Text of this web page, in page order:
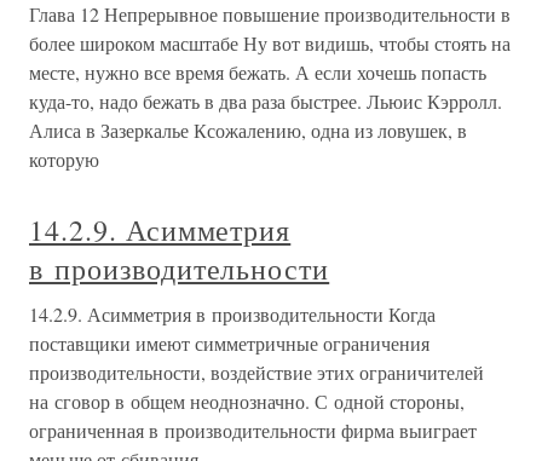
Глава 12 Непрерывное повышение производительности в
более широком масштабе Ну вот видишь, чтобы стоять на
месте, нужно все время бежать. А если хочешь попасть
куда-то, надо бежать в два раза быстрее. Льюис Кэрролл.
Алиса в Зазеркалье Ксожалению, одна из ловушек, в
которую
14.2.9. Асимметрия
в производительности
14.2.9. Асимметрия в производительности Когда
поставщики имеют симметричные ограничения
производительности, воздействие этих ограничителей
на сговор в общем неоднозначно. С одной стороны,
ограниченная в производительности фирма выиграет